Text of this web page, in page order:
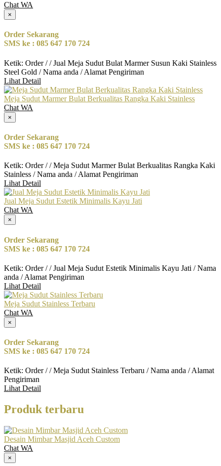
Chat WA
×
Order Sekarang
SMS ke : 085 647 170 724
Ketik: Order / / Jual Meja Sudut Bulat Marmer Susun Kaki Stainless
Steel Gold / Nama anda / Alamat Pengiriman
Lihat Detail
Meja Sudut Marmer Bulat Berkualitas Rangka Kaki Stainless
Chat WA
×
Order Sekarang
SMS ke : 085 647 170 724
Ketik: Order / / Meja Sudut Marmer Bulat Berkualitas Rangka Kaki
Stainless / Nama anda / Alamat Pengiriman
Lihat Detail
Jual Meja Sudut Estetik Minimalis Kayu Jati
Chat WA
×
Order Sekarang
SMS ke : 085 647 170 724
Ketik: Order / / Jual Meja Sudut Estetik Minimalis Kayu Jati / Nama
anda / Alamat Pengiriman
Lihat Detail
Meja Sudut Stainless Terbaru
Chat WA
×
Order Sekarang
SMS ke : 085 647 170 724
Ketik: Order / / Meja Sudut Stainless Terbaru / Nama anda / Alamat
Pengiriman
Lihat Detail
Produk terbaru
Desain Mimbar Masjid Aceh Custom
Chat WA
×